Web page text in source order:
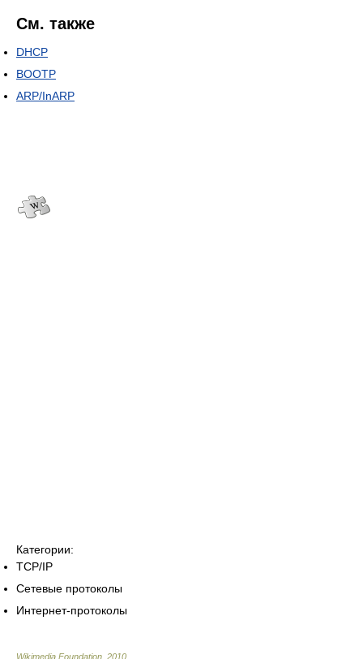
См. также
DHCP
BOOTP
ARP/InARP
Категории:
TCP/IP
Сетевые протоколы
Интернет-протоколы
Wikimedia Foundation 2010